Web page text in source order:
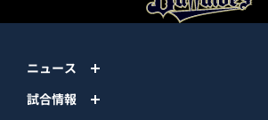
ニュース
試合情報